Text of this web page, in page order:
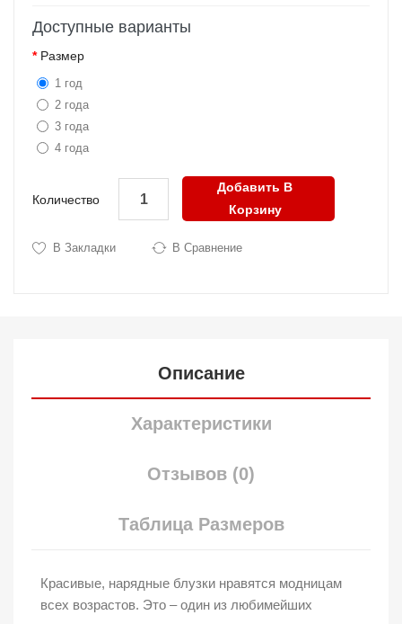
Доступные варианты
Размер
1 год
2 года
3 года
4 года
Количество
Добавить В
Корзину
В Закладки В Сравнение
Описание
Характеристики
Отзывов (0)
Таблица Размеров
Красивые, нарядные блузки нравятся модницам
всех возрастов. Это – один из любимейших